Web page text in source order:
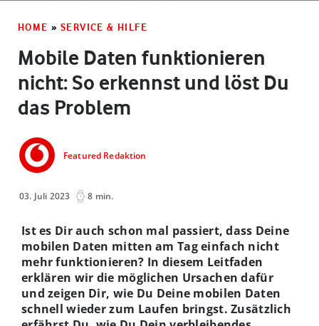
HOME » SERVICE & HILFE
Mobile Daten funktionieren
nicht: So erkennst und löst Du
das Problem
Featured Redaktion
03. Juli 2023 8 min.
Ist es Dir auch schon mal passiert, dass Deine
mobilen Daten mitten am Tag einfach nicht
mehr funktionieren? In diesem Leitfaden
erklären wir die möglichen Ursachen dafür
und zeigen Dir, wie Du Deine mobilen Daten
schnell wieder zum Laufen bringst. Zusätzlich